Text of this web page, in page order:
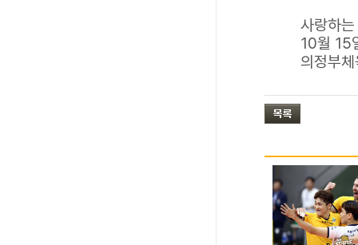
사랑하
10월 15
의정부